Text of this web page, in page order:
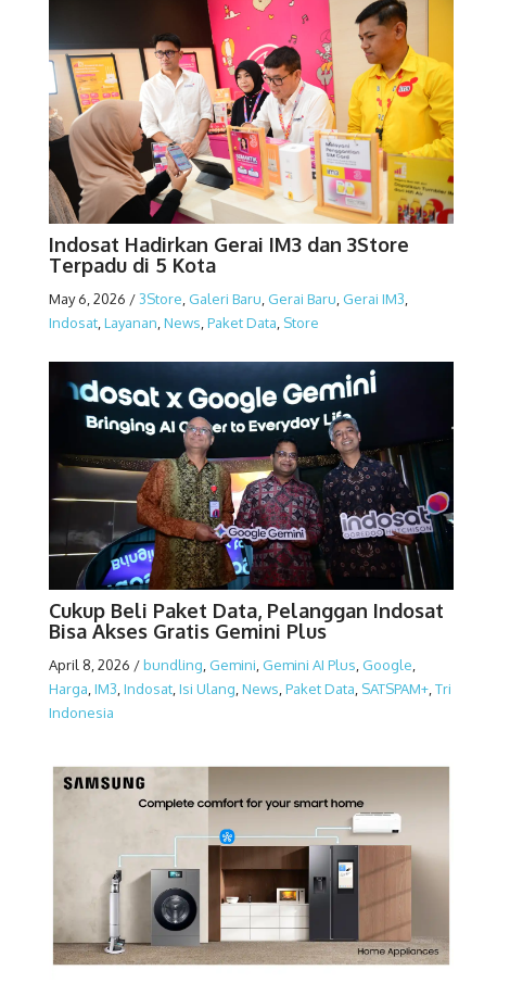
Indosat Hadirkan Gerai IM3 dan 3Store
Terpadu di 5 Kota
May 6, 2026 /3Store, Galeri Baru, Gerai Baru, Gerai IM3,
Indosat,Layanan,News,Paket Data, Store
Cukup Beli Paket Data, Pelanggan Indosat
Bisa Akses Gratis Gemini Plus
April 8, 2026 /bundling, Gemini, Gemini AI Plus, Google,
Harga,IM3,Indosat,Isi Ulang,News,Paket Data, SATSPAM+,Tri
Indonesia